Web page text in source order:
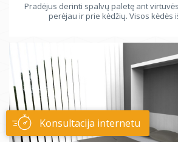
Pradėjus derinti spalvų paletę ant
perėjau ir prie kėdžių. Visos kėdės
Konsultacija internetu